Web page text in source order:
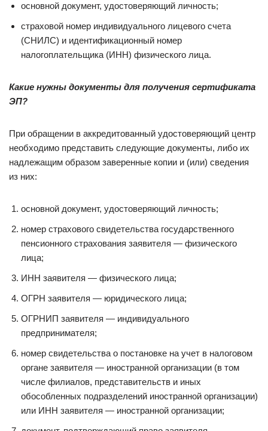
основной документ, удостоверяющий личность;
страховой номер индивидуального лицевого счета
(СНИЛС) и идентификационный номер
налогоплательщика (ИНН) физического лица.
Какие нужны документы для получения сертификата
ЭП?
При обращении в аккредитованный удостоверяющий центр
необходимо представить следующие документы, либо их
надлежащим образом заверенные копии и (или) сведения
из них:
основной документ, удостоверяющий личность;
номер страхового свидетельства государственного
пенсионного страхования заявителя — физического
лица;
ИНН заявителя — физического лица;
ОГРН заявителя — юридического лица;
ОГРНИП заявителя — индивидуального
предпринимателя;
номер свидетельства о постановке на учет в налоговом
органе заявителя — иностранной организации (в том
числе филиалов, представительств и иных
обособленных подразделений иностранной организации)
или ИНН заявителя — иностранной организации;